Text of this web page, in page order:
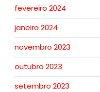
fevereiro 2024
janeiro 2024
novembro 2023
outubro 2023
setembro 2023